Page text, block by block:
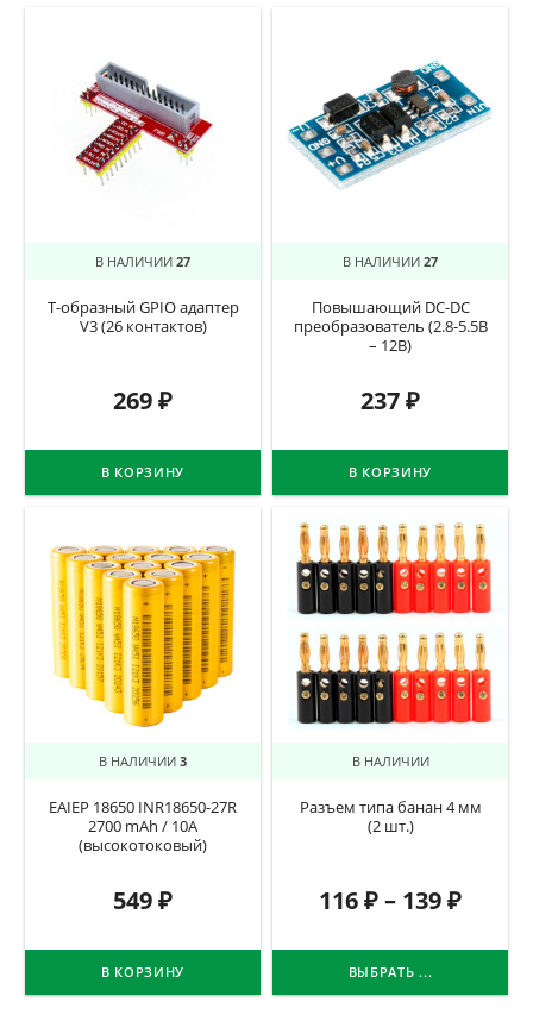
В НАЛИЧИИ 27
Т-образный GPIO адаптер
V3 (26 контактов)
269₽
В КОРЗИНУ
В НАЛИЧИИ 27
Повышающий DC-DC
преобразователь (2.8-5.5В
– 12В)
237₽
В КОРЗИНУ
В НАЛИЧИИ 3
EAIEP 18650 INR18650-27R
2700 mAh / 10А
(высокотоковый)
549₽
В КОРЗИНУ
В НАЛИЧИИ
Разъем типа банан 4 мм
(2 шт.)
116₽– 139₽
ВЫБРАТЬ ...